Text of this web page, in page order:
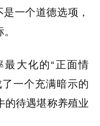
一个道德选项，
大化的“正面情
一个充满暗示的
的待遇堪称养殖业